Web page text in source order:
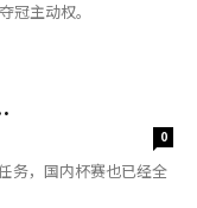
冠主动权。
0
务，国内杯赛也已经全